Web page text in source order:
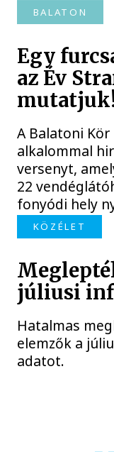
BALATON
Egy
az Év
A Balatoni
alkalommal
versenyt,
22
fonyódi hely
KÖZÉLET
júliusi
Hatalmas
elemzők a
adatot.